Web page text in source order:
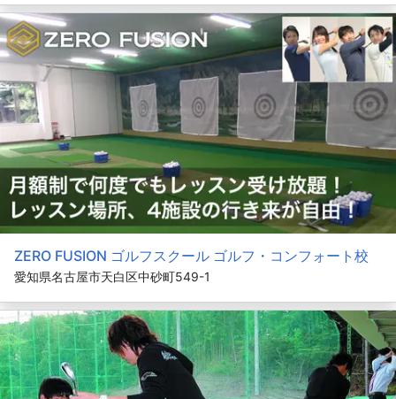
ZERO FUSION ゴルフスクール ゴルフ・コンフォート校
愛知県名古屋市天白区中砂町549-1